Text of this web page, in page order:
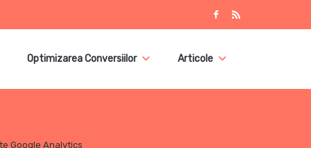
Optimizarea Conversiilor Articole
Google Analytics